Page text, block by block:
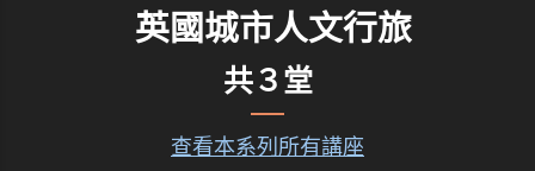
英國城市人文行旅
共３堂
查看本系列所有講座